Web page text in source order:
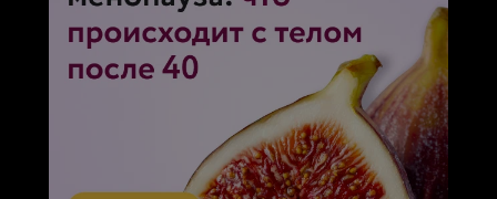
золотыми руками и добрым сердцем,таких сейчас
осталось немного. Всем своим подругам тоже
рекомендовала этого врача, все довольны. СПАСИБО!!!